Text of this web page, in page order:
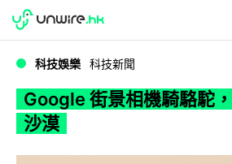
Google 街景相機騎駱駝
WWDC 2026
科技娛樂 科技新聞
Google 街景相機騎駱駝
沙漠